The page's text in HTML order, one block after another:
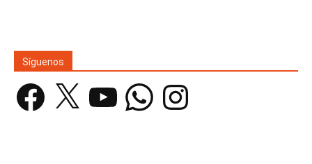
Síguenos
Facebook YouTube WhatsAppInstagram